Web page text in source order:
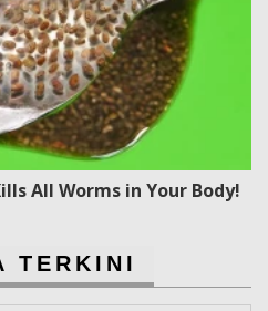
All Worms in Your Body!
TERKINI